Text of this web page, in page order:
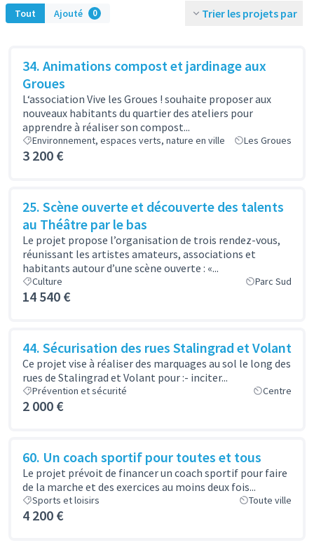
Tout Ajouté 0 Trier les projets par
34. Animations compost et jardinage aux
Groues
L‘association Vive les Groues ! souhaite proposer aux
nouveaux habitants du quartier des ateliers pour
apprendre à réaliser son compost...
Environnement, espaces verts, nature en ville Les Groues
3 200 €
25. Scène ouverte et découverte des talents
au Théâtre par le bas
Le projet propose l’organisation de trois rendez-vous,
réunissant les artistes amateurs, associations et
habitants autour d’une scène ouverte : «...
Culture Parc Sud
14 540 €
44. Sécurisation des rues Stalingrad et Volant
Ce projet vise à réaliser des marquages au sol le long des
rues de Stalingrad et Volant pour :- inciter...
Prévention et sécurité Centre
2 000 €
60. Un coach sportif pour toutes et tous
Le projet prévoit de financer un coach sportif pour faire
de la marche et des exercices au moins deux fois...
Sports et loisirs Toute ville
4 200 €